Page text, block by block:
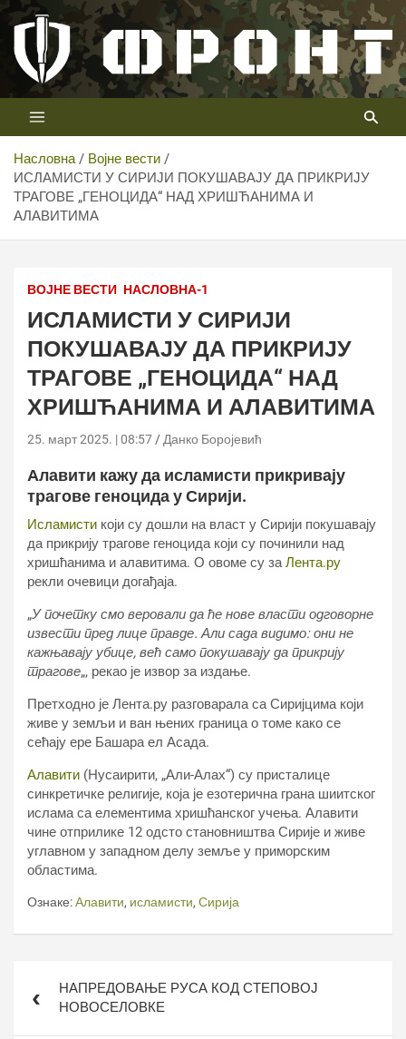
Скип
цонтент
Телевизија ФРОНТ
Први војни канал у Србији
Насловна
Војне вести
ИСЛАМИСТИ У СИРИЈИ ПОКУШАВАЈУ ДА ПРИКРИЈУ
ТРАГОВЕ „ГЕНОЦИДА“ НАД ХРИШЋАНИМА И
АЛАВИТИМА
ВОЈНЕ ВЕСТИ НАСЛОВНА-1
ИСЛАМИСТИ У СИРИЈИ
ПОКУШАВАЈУ ДА ПРИКРИЈУ
ТРАГОВЕ „ГЕНОЦИДА“ НАД
ХРИШЋАНИМА И АЛАВИТИМА
25. март 2025. | 08:57 Данко Боројевић
Алавити кажу да исламисти прикривају
трагове геноцида у Сирији.
Исламисти који су дошли на власт у Сирији покушавају
да прикрију трагове геноцида који су починили над
хришћанима и алавитима. О овоме су заЛента.ру
рекли очевици догађаја.
„У почетку смо веровали да ће нове власти одговорне
извести пред лице правде. Али сада видимо: они не
кажњавају убице, већ само покушавају да прикрију
трагове„, рекао је извор за издање.
Претходно је Лента.ру разговарала са Сиријцима који
живе у земљи и ван њених граница о томе како се
сећају ере Башара ел Асада.
Алавити (Нусаирити, „Али-Алах“) су присталице
синкретичке религије, која је езотерична грана шиитског
ислама са елементима хришћанског учења. Алавити
чине отприлике 12 одсто становништва Сирије и живе
углавном у западном делу земље у приморским
областима.
Ознаке:Алавити, исламисти, Сирија
чланкаНАПРЕДОВАЊЕ РУСА КОД СТЕПОВОЈ
НОВОСЕЛОВКЕ